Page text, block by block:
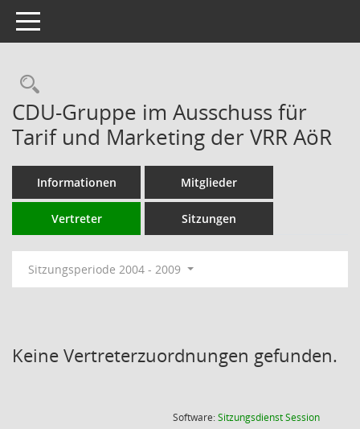
Toggle navigation
Rechercheauswahl
CDU-Gruppe im Ausschuss für
Tarif und Marketing der VRR AöR
Informationen Mitglieder
Vertreter Sitzungen
Sitzungsperiode 2004 - 2009
Keine Vertreterzuordnungen gefunden.
Software:SitzungsdienstSession(Wird in